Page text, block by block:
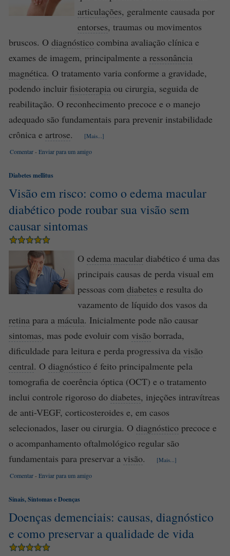
articulações, geralmente causada por
entorses, traumas ou movimentos
bruscos. O diagnóstico combina avaliação clínica e
exames de imagem, principalmente a ressonância
magnética. O tratamento varia conforme a gravidade,
podendo incluir fisioterapia ou cirurgia, seguida de
reabilitação. O reconhecimento precoce e o manejo
adequado são fundamentais para prevenir instabilidade
crônica e artrose. [Mais...]
Comentar-Enviar para um amigo
Diabetes mellitus
Visão em risco: como o edema macular
diabético pode roubar sua visão sem
causar sintomas
O edema macular diabético é uma das
principais causas de perda visual em
pessoas com diabetes e resulta do
vazamento de líquido dos vasos da
retina para a mácula. Inicialmente pode não causar
sintomas, mas pode evoluir com visão borrada,
dificuldade para leitura e perda progressiva da visão
central. O diagnóstico é feito principalmente pela
tomografia de coerência óptica (OCT) e o tratamento
inclui controle rigoroso do diabetes, injeções intravítreas
de anti-VEGF, corticosteroides e, em casos
selecionados, laser ou cirurgia. O diagnóstico precoce e
o acompanhamento oftalmológico regular são
fundamentais para preservar a visão. [Mais...]
Comentar-Enviar para um amigo
Sinais, Sintomas e Doenças
Doenças demenciais: causas, diagnóstico
e como preservar a qualidade de vida